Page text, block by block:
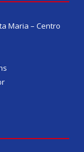
Maria – Centro